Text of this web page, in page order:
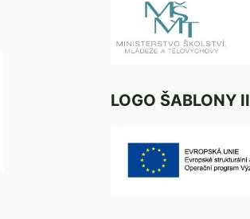
LOGO ŠABLONY II